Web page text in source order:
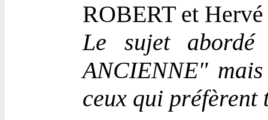
ROBERT et
Le sujet
ANCIENNE"
ceux qui